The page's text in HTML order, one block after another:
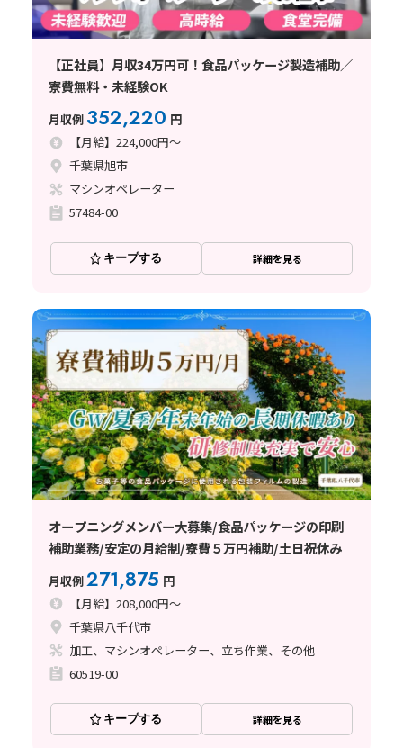
【正社員】月収34万円可！食品パッケージ製造補助／
寮費無料・未経験OK
月収例 352,220 円
【月給】224,000円～
千葉県旭市
マシンオペレーター
57484-00
キープする 詳細を見る
オープニングメンバー大募集/食品パッケージの印刷
補助業務/安定の月給制/寮費５万円補助/土日祝休み
月収例271,875 円
【月給】208,000円～
千葉県八千代市
加工、マシンオペレーター、立ち作業、その他
60519-00
キープする 詳細を見る